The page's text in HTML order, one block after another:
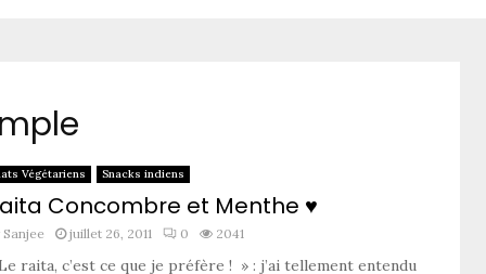
Végétariens Snacks indiens
Concombre et Menthe ♥
Sanjee juillet 26, 2011 0 2041
raita, c’est ce que je préfère ! » : j’ai tellement entendu